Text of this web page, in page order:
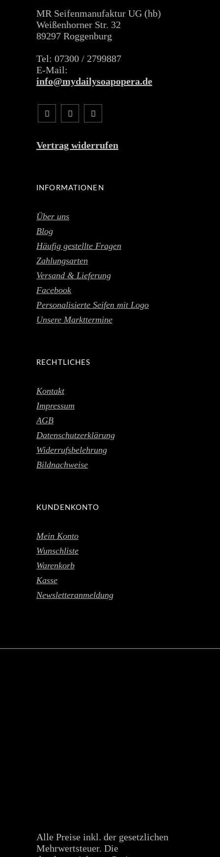
MR Seifenmanufaktur UG (hb)
Weißenhorner Str. 32
89297 Roggenburg
Tel: 07300 / 2799887
E-Mail:
info@mydailysoapopera.de
Vertrag widerrufen
INFORMATIONEN
Über uns
Blog
Häufig gestellte Fragen
Zahlungsarten
Versand & Lieferung
Facebook
Personalisierte Seifen mit Logo
Unsere Markttermine
RECHTLICHES
Kontakt
Impressum
AGB
Datenschutzerklärung
Widerrufsbelehrung
Bildnachweise
KUNDENKONTO
Mein Konto
Wunschliste
Warenkorb
Kasse
Newsletteranmeldung
Alle Preise inkl. der gesetzlichen
Mehrwertsteuer. Die